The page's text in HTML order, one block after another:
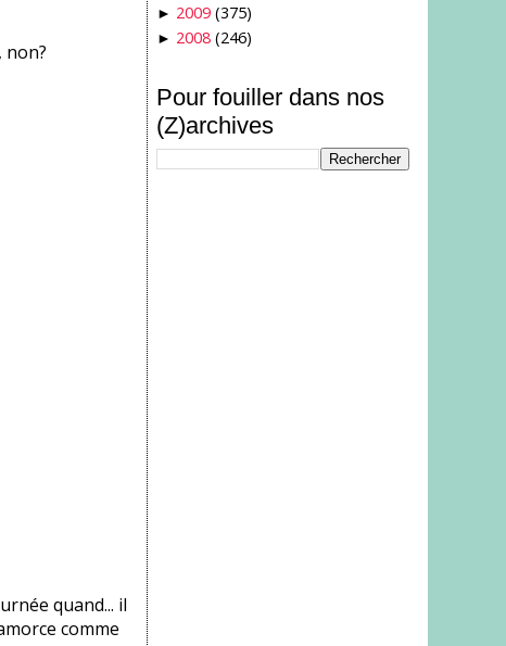
non?
quand... il
comme
► 2009 (375)
► 2008 (246)
Pour fouiller dans nos
(Z)archives